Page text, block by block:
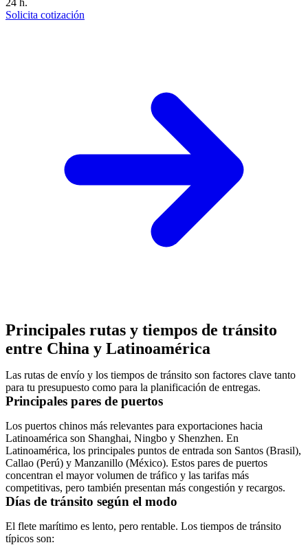
Solicita cotización
Principales rutas y tiempos de tránsito
entre China y Latinoamérica
Las rutas de envío y los tiempos de tránsito son factores clave tanto
para tu presupuesto como para la planificación de entregas.
Principales pares de puertos
Los puertos chinos más relevantes para exportaciones hacia
Latinoamérica son Shanghai, Ningbo y Shenzhen. En
Latinoamérica, los principales puntos de entrada son Santos (Brasil),
Callao (Perú) y Manzanillo (México). Estos pares de puertos
concentran el mayor volumen de tráfico y las tarifas más
competitivas, pero también presentan más congestión y recargos.
Días de tránsito según el modo
El flete marítimo es lento, pero rentable. Los tiempos de tránsito
típicos son: